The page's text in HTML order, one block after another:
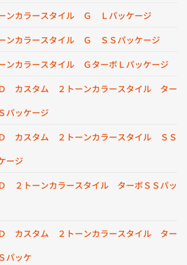
ンカラースタイル Ｇ Ｌパッケージ
ンカラースタイル Ｇ ＳＳパッケージ
ンカラースタイル ＧターボＬパッケージ
カスタム ２トーンカラースタイル ター
パッケージ
カスタム ２トーンカラースタイル ＳＳ
ージ
２トーンカラースタイル ターボＳＳパッ
カスタム ２トーンカラースタイル ター
パッケ